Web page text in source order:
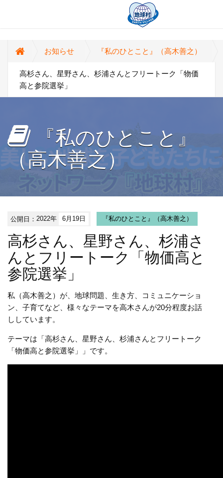
お知らせ 『私のひとこと』（高木善之）
高杉さん、星野さん、杉浦さんとフリートーク「物価
高と参院選挙」
『私のひとこと』
（高木善之）
公開日：2022年 6月19日 『私のひとこと』（高木善之）
高杉さん、星野さん、杉浦さ
んとフリートーク「物価高と
参院選挙」
私（高木善之）が、地球問題、生き方、コミュニケーショ
ン、子育てなど、様々なテーマを高木さんが20分程度お話
ししています。
テーマは「高杉さん、星野さん、杉浦さんとフリートーク
「物価高と参院選挙」」です。